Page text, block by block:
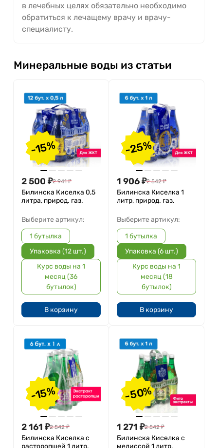
в лечебных целях обязательно необходимо
обратиться к лечащему врачу и врачу-
специалисту.
Минеральные воды из статьи
-15%
2 500 ₽2 941 ₽
Билинска Киселка 0,5
литра, природ. газ.
Выберите артикул:
1 бутылка
Упаковка (12 шт.)
Курс воды на 1
месяц (36
бутылок)
В корзину
-25%
1 906₽2 542 ₽
Билинска Киселка 1
литр, природ. газ.
Выберите артикул:
1 бутылка
Упаковка (6 шт.)
Курс воды на 1
месяц (18
бутылок)
В корзину
-15%
2 161 ₽2 542 ₽
Билинска Киселка с
расторопшей 1 литр,
-50%
1 271 ₽2 542 ₽
Билинска Киселка с
мелиссой 1 литр,